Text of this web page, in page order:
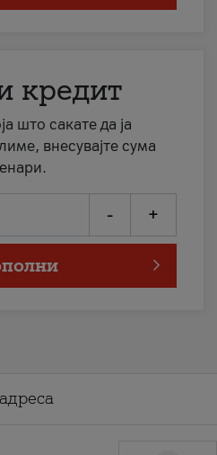
кредит
што сакате да ја
внесувајте сума
- +